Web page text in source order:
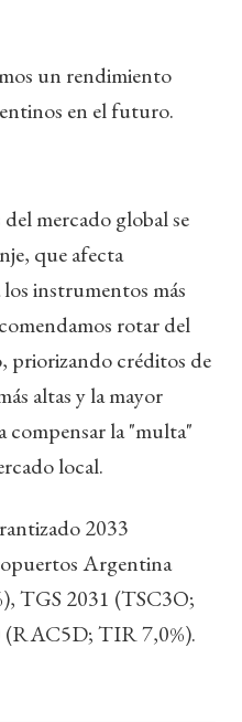
un rendimiento
en el futuro.
del mercado global se
que afecta
instrumentos más
rotar del
priorizando créditos de
altas y la mayor
compensar la "multa"
local.
2033
Argentina
TGS 2031 (TSC3O;
(RAC5D; TIR 7,0%).